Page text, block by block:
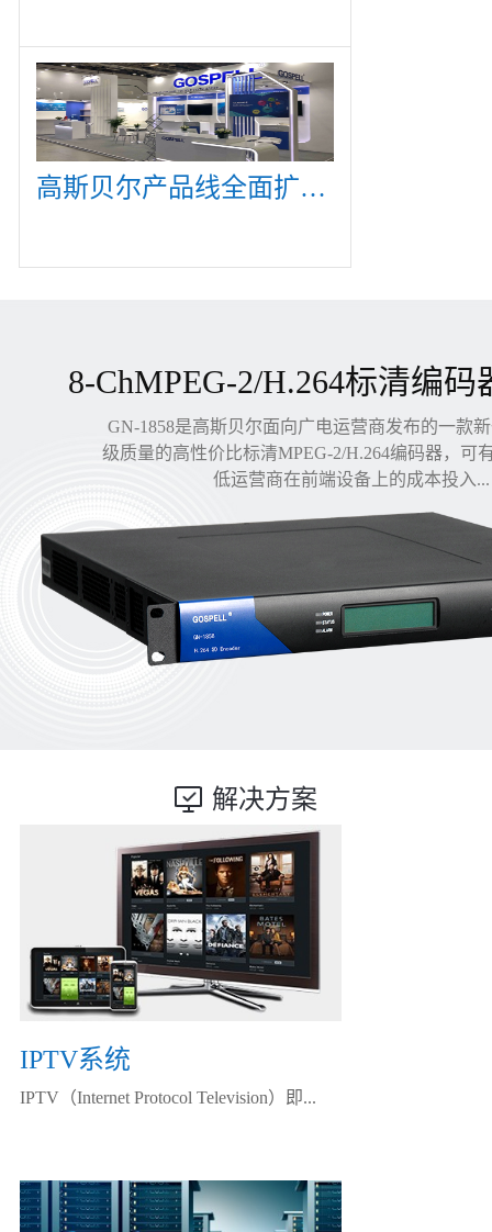
高斯贝尔产品线全面扩展，众多新产品亮相CommunicAsia 2019
8-ChMPEG-2/H.264标清编码
GN-1858是高斯贝尔面向广电运营商发布的一款
级质量的高性价比标清MPEG-2/H.264编码器，可
低运营商在前端设备上的成本投入...
解决方案
IPTV系统
IPTV（Internet Protocol Television）即...